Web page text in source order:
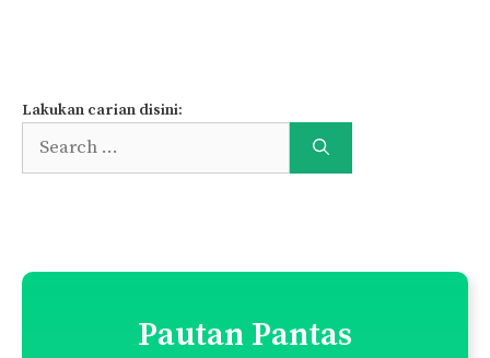
Lakukan carian disini:
Search
for:
Pautan Pantas